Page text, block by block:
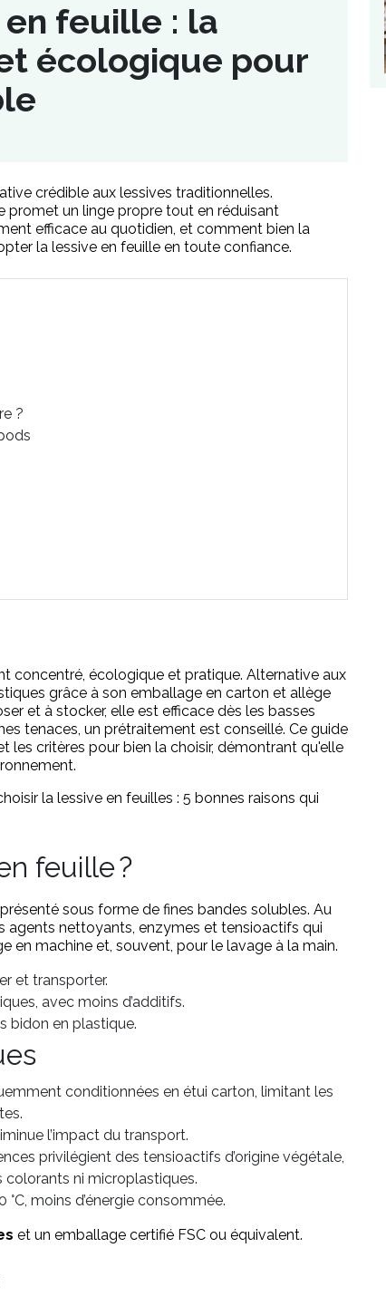
feuille : la
écologique pour
crédible aux lessives traditionnelles.
promet un linge propre tout en réduisant
efficace au quotidien, et comment bien la
la lessive en feuille en toute confiance.
?
concentré, écologique et pratique. Alternative aux
grâce à son emballage en carton et allège
et à stocker, elle est efficace dès les basses
tenaces, un prétraitement est conseillé. Ce guide
les critères pour bien la choisir, démontrant qu'elle
la lessive en feuilles : 5 bonnes raisons qui
feuille ?
sous forme de fines bandes solubles. Au
agents nettoyants, enzymes et tensioactifs qui
en machine et, souvent, pour le lavage à la main.
et transporter.
avec moins d’additifs.
bidon en plastique.
conditionnées en étui carton, limitant les
l’impact du transport.
privilégient des tensioactifs d’origine végétale,
ni microplastiques.
moins d’énergie consommée.
et un emballage certifié FSC ou équivalent.